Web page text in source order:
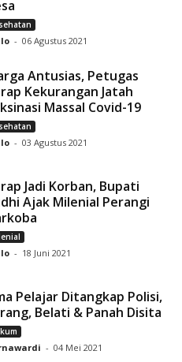
- 06 Agustus 2021
Antusias, Petugas
Kekurangan Jatah
Massal Covid-19
- 03 Agustus 2021
Jadi Korban, Bupati
Ajak Milenial Perangi
- 18 Juni 2021
Pelajar Ditangkap Polisi,
Belati & Panah Disita
- 04 Mei 2021